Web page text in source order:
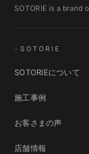
SOTORIE is a brand
SOTORIE
SOTORIEについて
施工事例
お客さまの声
店舗情報